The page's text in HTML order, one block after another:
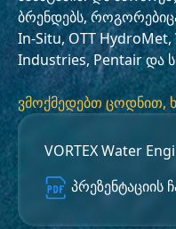
ბრენდებს,
In-Situ, OTT HydroMet,
Industries, Pentair და
ვმოქმედებთ ცოდნით,
VORTEX Water
პრეზენტაციის